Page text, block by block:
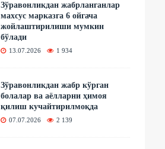
Зўравонликдан жабрланганлар
махсус марказга 6 ойгача
жойлаштирилиши мумкин
бўлади
13.07.2026 1 934
Зўравонликдан жабр кўрган
болалар ва аёлларни ҳимоя
қилиш кучайтирилмоқда
07.07.2026 2 139